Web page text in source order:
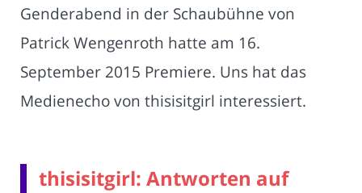
Genderabend in der Schaubühne von
Patrick Wengenroth hatte am 16.
September 2015 Premiere. Uns hat das
Medienecho von thisisitgirl interessiert.
thisisitgirl: Antworten auf